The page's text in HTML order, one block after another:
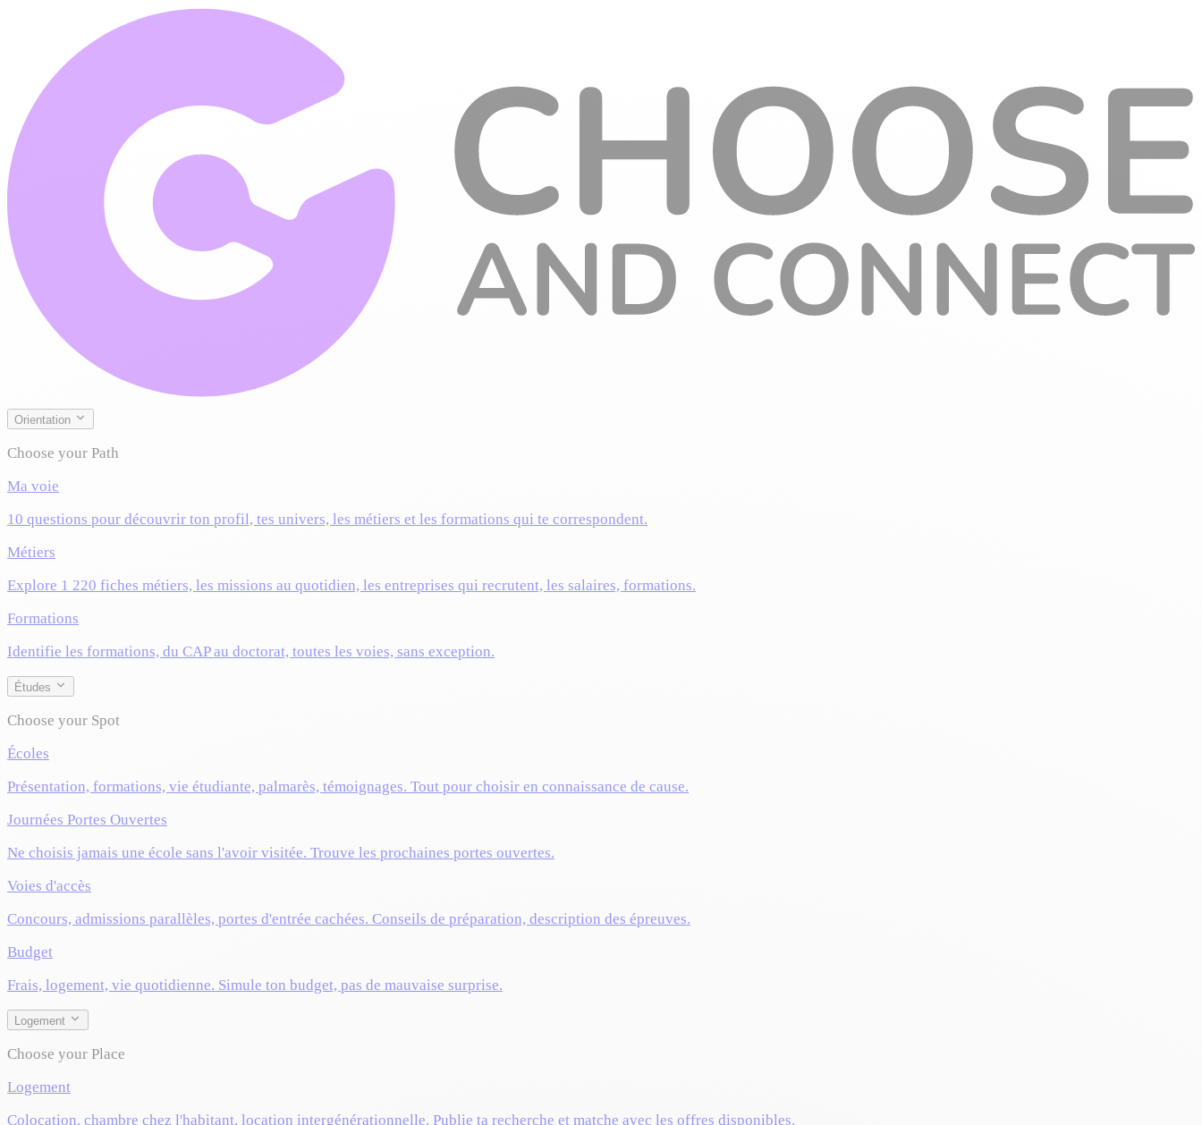
Orientation
Choose your Path
Ma voie
10 questions pour découvrir ton profil, tes univers, les métiers et les formations qui te correspondent.
Métiers
Explore 1 220 fiches métiers, les missions au quotidien, les entreprises qui recrutent, les salaires, formations.
Formations
Identifie les formations, du CAP au doctorat, toutes les voies, sans exception.
Études
Choose your Spot
Écoles
Présentation, formations, vie étudiante, palmarès, témoignages. Tout pour choisir en connaissance de cause.
Journées Portes Ouvertes
Ne choisis jamais une école sans l'avoir visitée. Trouve les prochaines portes ouvertes.
Voies d'accès
Concours, admissions parallèles, portes d'entrée cachées. Conseils de préparation, description des épreuves.
Budget
Frais, logement, vie quotidienne. Simule ton budget, pas de mauvaise surprise.
Logement
Choose your Place
Logement
Colocation, chambre chez l'habitant, location intergénérationnelle. Publie ta recherche et matche avec les offres disponibles.